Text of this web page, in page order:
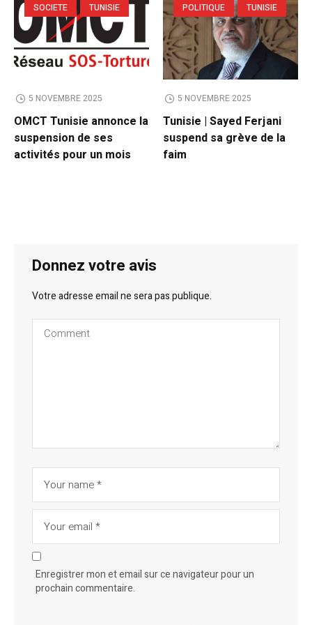
SOCIETE TUNISIE
5 NOVEMBRE 2025
OMCT Tunisie annonce la
suspension de ses
activités pour un mois
POLITIQUE TUNISIE
5 NOVEMBRE 2025
Tunisie | Sayed Ferjani
suspend sa grève de la
faim
Donnez votre avis
Votre adresse email ne sera pas publique.
Enregistrer mon et email sur ce navigateur pour un
prochain commentaire.